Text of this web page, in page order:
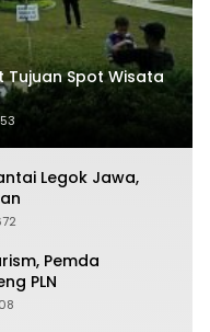
Tujuan Spot Wisata
Legok Jawa,
Pemda
PLN